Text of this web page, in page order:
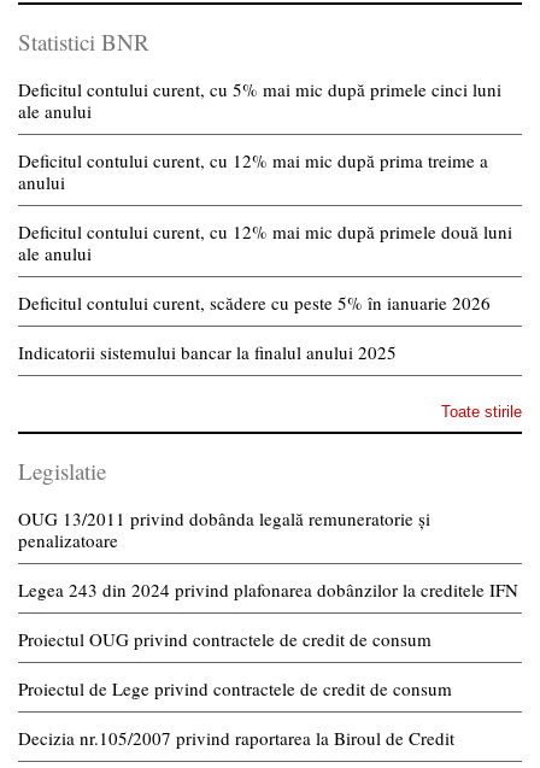
Statistici BNR
Deficitul contului curent, cu 5% mai mic după primele cinci luni
ale anului
Deficitul contului curent, cu 12% mai mic după prima treime a
anului
Deficitul contului curent, cu 12% mai mic după primele două luni
ale anului
Deficitul contului curent, scădere cu peste 5% în ianuarie 2026
Indicatorii sistemului bancar la finalul anului 2025
Toate stirile
Legislatie
OUG 13/2011 privind dobânda legală remuneratorie și
penalizatoare
Legea 243 din 2024 privind plafonarea dobânzilor la creditele IFN
Proiectul OUG privind contractele de credit de consum
Proiectul de Lege privind contractele de credit de consum
Decizia nr.105/2007 privind raportarea la Biroul de Credit